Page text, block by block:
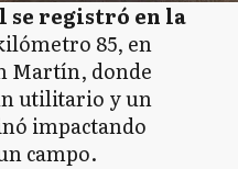
registró en la
85, en
Martín, donde
utilitario y un
impactando
campo.